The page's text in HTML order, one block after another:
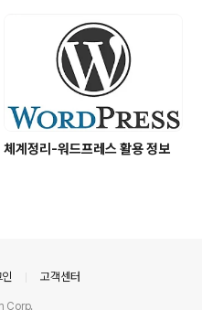
체계정리-워드프레스 활용 정보
고객센터
Corp.